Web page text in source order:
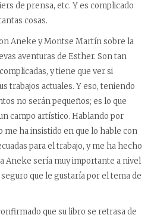
de prensa, etc. Y es complicado
cosas.
y Montse Martín sobre la
aventuras de Esther. Son tan
y tiene que ver si
trabajos actuales. Y eso, teniendo
no serán pequeños; es lo que
campo artístico. Hablando por
me ha insistido en que lo hable con
para el trabajo, y me ha hecho
Aneke sería muy importante a nivel
que le gustaría por el tema de
que su libro se retrasa de